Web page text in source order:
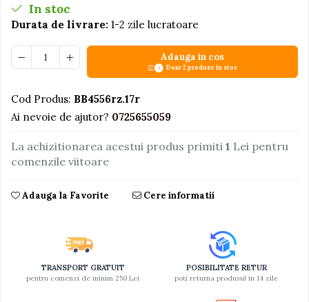
Jucarii educative din lemn
Motociclete
Muzica si instrumente
Saltelute si centre de activitati
Seturi de doctor
Vehicule de constructii
In stoc
Durata de livrare: 1-2 zile lucratoare
Adauga in cos
Doar 2 produse in stoc
Cod Produs: BB4556rz.17r
Ai nevoie de ajutor? 0725655059
La achizitionarea acestui produs primiti 1 Lei pentru
comenzile viitoare
Adauga la Favorite Cere informatii
TRANSPORT GRATUIT
pentru comenzi de minim 250 Lei
POSIBILITATE RETUR
poti returna produsul in 14 zile